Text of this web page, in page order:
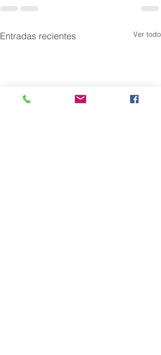
Entradas recientes Ver todo